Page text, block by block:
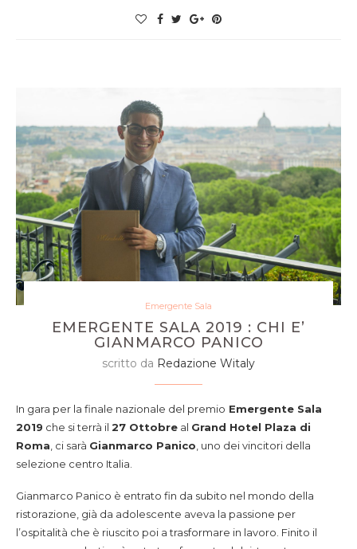
Emergente Sala
EMERGENTE SALA 2019 : CHI E’
GIANMARCO PANICO
scritto da Redazione Witaly
In gara per la finale nazionale del premio Emergente Sala
2019 che si terrà il 27 Ottobre al Grand Hotel Plaza di
Roma , ci sarà Gianmarco Panico , uno dei vincitori della
selezione centro Italia.
Gianmarco Panico è entrato fin da subito nel mondo della
ristorazione, già da adolescente aveva la passione per
l’ospitalità che è riuscito poi a trasformare in lavoro. Finito il